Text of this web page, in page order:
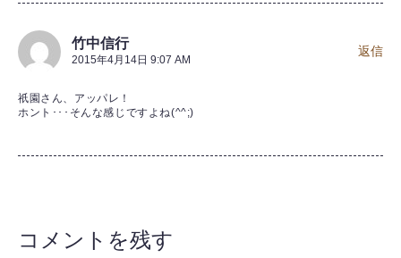
竹中信行
2015年4月14日 9:07 AM
祇園さん、アッパレ！
ホント･･･そんな感じですよね(^^;)
返信
コメントを残す